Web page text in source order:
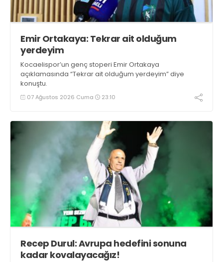
Emir Ortakaya: Tekrar ait olduğum
yerdeyim
Kocaelispor’un genç stoperi Emir Ortakaya
açıklamasında “Tekrar ait olduğum yerdeyim” diye
konuştu.
07 Ağustos 2026 Cuma 23:10
Recep Durul: Avrupa hedefini sonuna
kadar kovalayacağız!